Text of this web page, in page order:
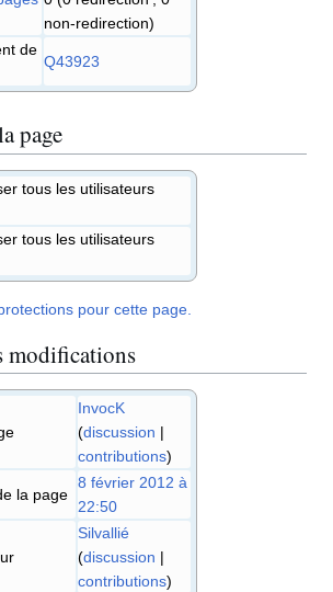
non-redirection)
de
Q43923
page
tous les utilisateurs
tous les utilisateurs
pour cette page.
modifications
InvocK
(discussion |
contributions)
la page
8 février 2012 à
22:50
Silvallié
(discussion |
contributions)